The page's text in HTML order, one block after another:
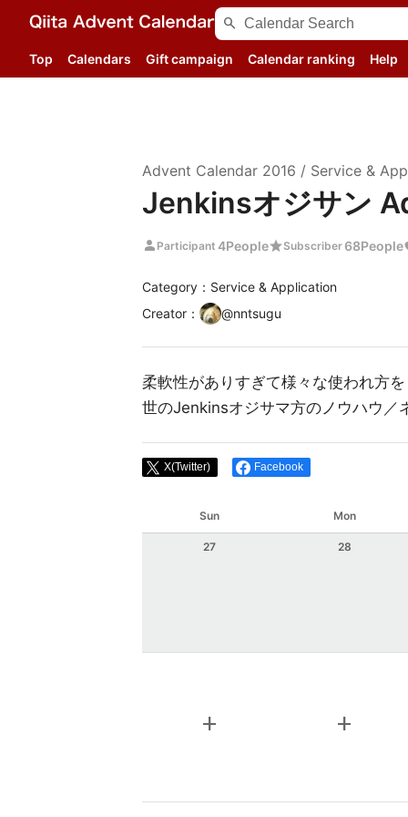
search
Top Calendars Gift campaign Calendar ranking Help
Advent Calendar 2016 / Service &
Jenkinsオジサン
person Participant 4PeoplestarSubscriber 68People
Category：Service & Application
Creator ： @nntsugu
柔軟性がありすぎて様々な使われ方を
世のJenkinsオジサマ方のノウハウ／
X(Twitter) Facebook
Sun Mon
27 28
add add